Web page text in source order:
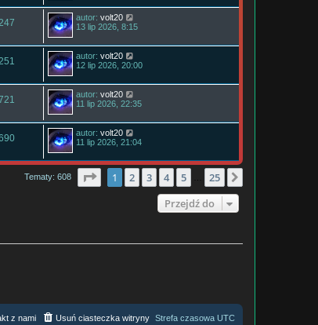
autor: volt20
13 lip 2026, 8:15
autor: volt20
12 lip 2026, 20:00
autor: volt20
11 lip 2026, 22:35
autor: volt20
11 lip 2026, 21:04
Tematy: 608 Strona1 z25
1 2 3 4 5 25
Przejdź do
Strefa czasowa UTC
Usuń ciasteczka witryny
z nami